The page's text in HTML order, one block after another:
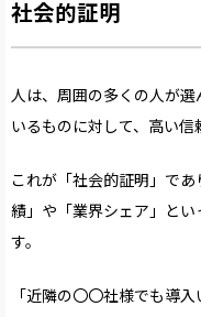
社会的証明
人は、周囲の多くの人が
いるものに対して、高い信
これが「社会的証明」で
績」や「業界シェア」と
す。
「近隣の〇〇社様でも導